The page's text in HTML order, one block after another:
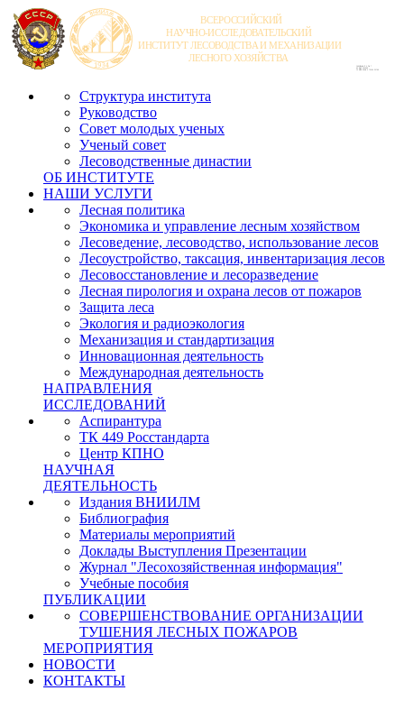
Структура института
Руководство
Совет молодых ученых
Ученый совет
Лесоводственные династии
ОБ ИНСТИТУТЕ
НАШИ УСЛУГИ
Лесная политика
Экономика и управление лесным хозяйством
Лесоведение, лесоводство, использование лесов
Лесоустройство, таксация, инвентаризация лесов
Лесовосстановление и лесоразведение
Лесная пирология и охрана лесов от пожаров
Защита леса
Экология и радиоэкология
Механизация и стандартизация
Инновационная деятельность
Международная деятельность
НАПРАВЛЕНИЯ
ИССЛЕДОВАНИЙ
Аспирантура
ТК 449 Росстандарта
Центр КПНО
НАУЧНАЯ
ДЕЯТЕЛЬНОСТЬ
Издания ВНИИЛМ
Библиография
Материалы мероприятий
Доклады Выступления Презентации
Журнал "Лесохозяйственная информация"
Учебные пособия
ПУБЛИКАЦИИ
СОВЕРШЕНСТВОВАНИЕ ОРГАНИЗАЦИИ
ТУШЕНИЯ ЛЕСНЫХ ПОЖАРОВ
МЕРОПРИЯТИЯ
НОВОСТИ
КОНТАКТЫ